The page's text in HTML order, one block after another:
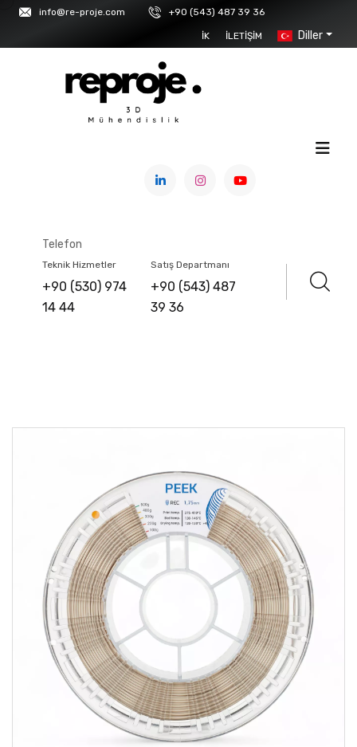
info@re-proje.com +90 (543) 487 39 36
İK İLETIŞIM Diller
Telefon
Teknik Hizmetler
+90 (530) 974
14 44
Satış Departmanı
+90 (543) 487
39 36
PEEK